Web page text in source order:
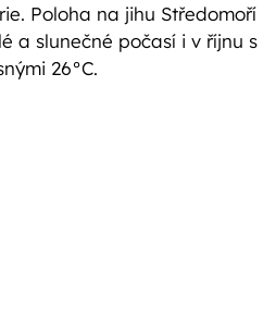
Poloha na jihu Středomoří
a slunečné počasí i v říjnu s
26°C.